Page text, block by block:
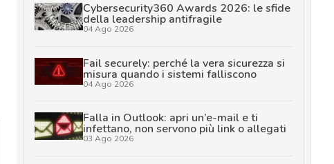
Cybersecurity360 Awards 2026: le sfide
della leadership antifragile
04 Ago 2026
Fail securely: perché la vera sicurezza si
misura quando i sistemi falliscono
04 Ago 2026
Falla in Outlook: apri un’e-mail e ti
infettano, non servono più link o allegati
03 Ago 2026